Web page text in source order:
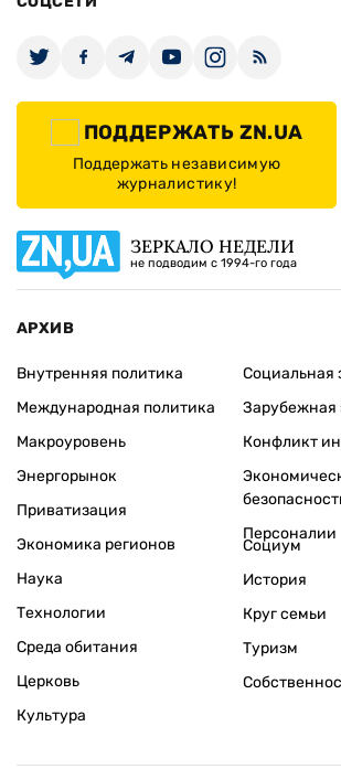
ПОДДЕРЖАТЬ ZN.UA
Поддержать независимую
журналистику!
ЗЕРКАЛО НЕДЕЛИ
не подводим с 1994-го года
АРХИВ
Внутренняя политика
Международная политика
Макроуровень
Энергорынок
Приватизация
Экономика регионов
Социальная
Зарубежная
Конфликт
Персоналии
Наука
Технологии
Среда обитания
Церковь
Культура
Социум
История
Круг семьи
Туризм